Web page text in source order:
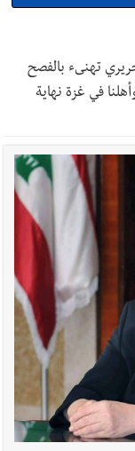
صحافي اقتراح قانون
الصهيونية : لبنان
جديدة لـ مؤسسة
وفخرًا احتفالًا
وقنابل طيران
منفجرة
تهنىء بالفصح
في غزة نهاية